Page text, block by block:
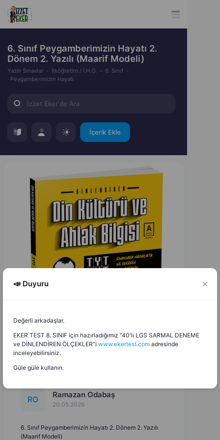
6. Sınıf Peygamberimizin Hayatı 2.
Dönem 2. Yazılı (Maarif Modeli)
Yazılı Sınavlar İlköğretim / İ.H.O.
6. Sınıf
Peygamberimizin Hayatı
İçerik Ekle
RO Ramazan Odabaş
20.05.2026
6. Sınıf Peygamberimizin Hayatı 2. Dönem 2. Yazılı
(Maarif Modeli)
📣 Duyuru
Değerli arkadaşlar.
EKER TEST 8. SINIF için hazırladığımız "40'lı LGS SARMAL DENEME
ve DİNLENDİREN ÖLÇEKLER"i www.ekertest.com adresinde
inceleyebilirsiniz.
Güle güle kullanın.